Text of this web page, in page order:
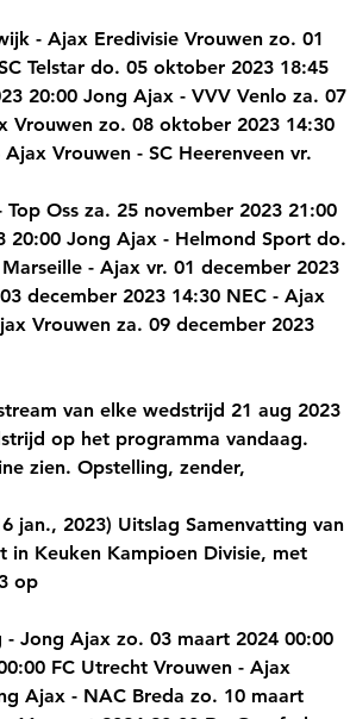
- Ajax Eredivisie Vrouwen zo. 01
Telstar do. 05 oktober 2023 18:45
20:00 Jong Ajax - VVV Venlo za. 07
Vrouwen zo. 08 oktober 2023 14:30
Vrouwen - SC Heerenveen vr.
Oss za. 25 november 2023 21:00
20:00 Jong Ajax - Helmond Sport do.
- Ajax vr. 01 december 2023
december 2023 14:30 NEC - Ajax
Vrouwen za. 09 december 2023
van elke wedstrijd 21 aug 2023
op het programma vandaag.
zien. Opstelling, zender,
jan., 2023) Uitslag Samenvatting van
in Keuken Kampioen Divisie, met
op
Jong Ajax zo. 03 maart 2024 00:00
FC Utrecht Vrouwen - Ajax
Ajax - NAC Breda zo. 10 maart